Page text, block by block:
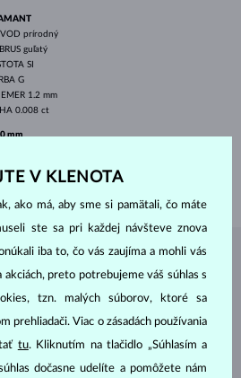
prírodný
guľatý
SI
G
1.2 mm
0.008 ct
mm
g
ATELIÉRU KLENOTA
V KLENOTA
ako má, aby sme si pamätali, čo máte
ste sa pri každej návšteve znova
iba to, čo vás zaujíma a mohli vás
preto potrebujeme váš súhlas s
tzn. malých súborov, ktoré sa
prehliadači. Viac o zásadách používania
tu. Kliknutím na tlačidlo „Súhlasím a
dočasne udelíte a pomôžete nám